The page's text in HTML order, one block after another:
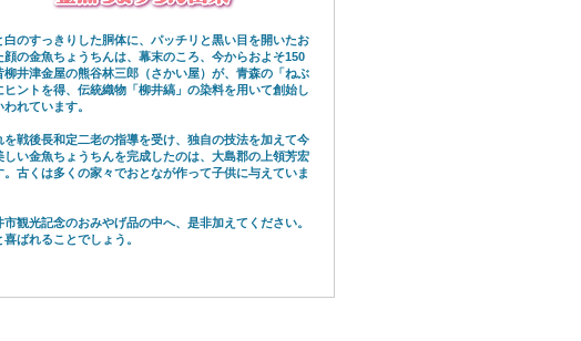
のすっきりした胴体に、パッチリと黒い目を開いたお
顔の金魚ちょうちんは、幕末のころ、今からおよそ150
柳井津金屋の熊谷林三郎（さかい屋）が、青森の「ねぶ
ヒントを得、伝統織物「柳井縞」の染料を用いて創始し
われています。
戦後長和定二老の指導を受け、独自の技法を加えて今
しい金魚ちょうちんを完成したのは、大島郡の上領芳宏
。古くは多くの家々でおとなが作って子供に与えていま
観光記念のおみやげ品の中へ、是非加えてください。
喜ばれることでしょう。